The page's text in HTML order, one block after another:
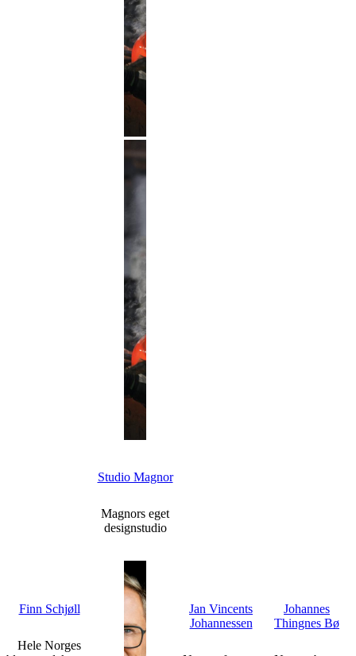
Studio Magnor
Magnors eget
designstudio
Finn Schjøll
Hele Norges
Jan Vincents
Johannessen
Johannes
Thingnes Bø